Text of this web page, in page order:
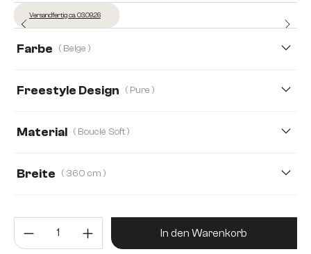
Versandfertig ca. 03.09.26
Farbe ( Beige )
Freestyle Design ( Pure )
Material ( Bouclé Soft )
Breite ( 360 cm )
Produkt Anzahl: Gib den
In den Warenkorb